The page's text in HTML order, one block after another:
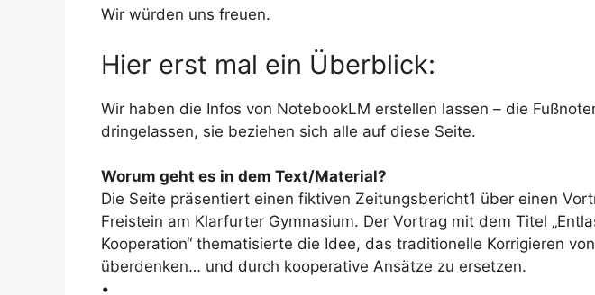
Wir würden uns freuen.
Hier erst mal ein Überblick:
Wir haben die Infos von NotebookLM erstellen lassen – die
dringelassen, sie beziehen sich alle auf diese Seite.
Worum geht es in dem Text/Material?
Die Seite präsentiert einen fiktiven Zeitungsbericht1 über einen
Freistein am Klarfurter Gymnasium. Der Vortrag mit dem Titel
Kooperation“ thematisierte die Idee, das traditionelle Korrigieren
überdenken… und durch kooperative Ansätze zu ersetzen.
•